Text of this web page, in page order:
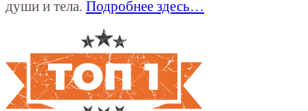
души и тела. Подробнее здесь…